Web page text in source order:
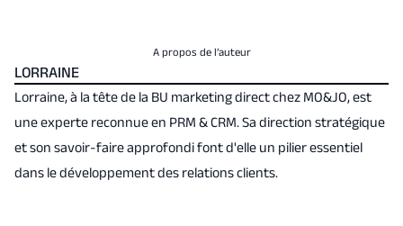
A propos de l’auteur
LORRAINE
Lorraine, à la tête de la BU marketing direct chez MO&JO, est
une experte reconnue en PRM & CRM. Sa direction stratégique
et son savoir-faire approfondi font d'elle un pilier essentiel
dans le développement des relations clients.